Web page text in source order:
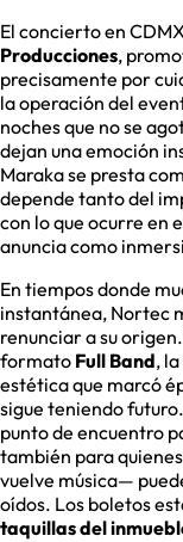
El concierto en
Producciones,
precisamente por
la operación del
noches que no se
dejan una emoción
Maraka se presta
depende tanto del
con lo que ocurre en
anuncia como
En tiempos donde
instantánea, Nortec
renunciar a su
formato Full Band,
estética que marcó
sigue teniendo
punto de encuentro
también para
vuelve música—
oídos. Los boletos
taquillas del